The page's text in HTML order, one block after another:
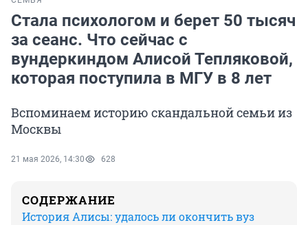
Стала психологом и берет 50 тысяч
за сеанс. Что сейчас с
вундеркиндом Алисой Тепляковой,
которая поступила в МГУ в 8 лет
Вспоминаем историю скандальной семьи из
Москвы
21 мая 2026, 14:30 628
СОДЕРЖАНИЕ
История Алисы: удалось ли окончить вуз